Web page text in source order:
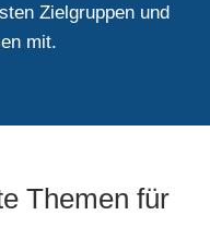
Zielgruppen und
mit.
Themen für